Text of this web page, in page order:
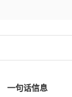
一句话信息